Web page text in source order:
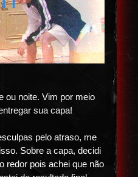
ou noite. Vim por meio
sua capa!
pelo atraso, me
Sobre a capa, decidi
redor pois achei que não